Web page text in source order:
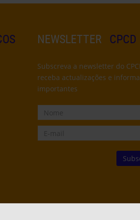
NEWSLETTER CPCD
Subscreva a newsletter do
receba actualizações e
importantes